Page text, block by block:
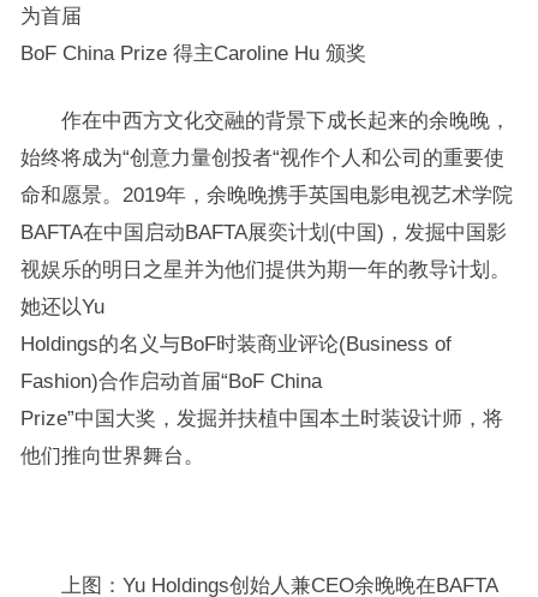
为首届
BoF China Prize 得主Caroline Hu 颁奖
作在中西方文化交融的背景下成长起来的余晚晚，
始终将成为“创意力量创投者“视作个人和公司的重要使
命和愿景。2019年，余晚晚携手英国电影电视艺术学院
BAFTA在中国启动BAFTA展奕计划(中国)，发掘中国影
视娱乐的明日之星并为他们提供为期一年的教导计划。
她还以Yu
Holdings的名义与BoF时装商业评论(Business of
Fashion)合作启动首届“BoF China
Prize”中国大奖，发掘并扶植中国本土时装设计师，将
他们推向世界舞台。
上图：Yu Holdings创始人兼CEO余晚晚在BAFTA